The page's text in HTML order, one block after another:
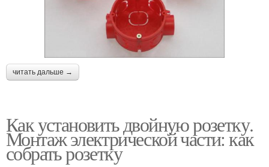
читать дальше →
Как установить двойную розетку.
Монтаж электрической части: как
собрать розетку